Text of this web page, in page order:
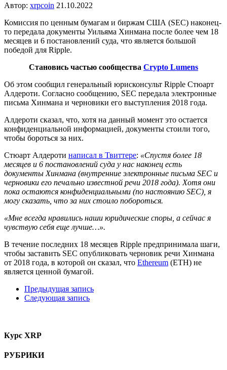
Автор: xrpcoin 21.10.2022
Комиссия по ценным бумагам и биржам США (SEC) наконец-
то передала документы Уильяма Хинмана после более чем 18
месяцев и 6 постановлений суда, что является большой
победой для Ripple.
Становись частью сообщества Crypto Lumens
Об этом сообщил генеральный юрисконсульт Ripple Стюарт
Алдероти. Согласно сообщению, SEC передала электронные
письма Хинмана и черновики его выступления 2018 года.
Алдероти сказал, что, хотя на данный момент это остается
конфиденциальной информацией, документы стоили того,
чтобы бороться за них.
Стюарт Алдероти написал в Твиттере: «Спустя более 18
месяцев и 6 постановлений суда у нас наконец есть
документы Хинмана (внутренние электронные письма SEC и
черновики его печально известной речи 2018 года). Хотя они
пока остаются конфиденциальными (по настоянию SEC), я
могу сказать, что за них стоило побороться.
«Мне всегда нравились наши юридические споры, а сейчас я
чувствую себя еще лучше…».
В течение последних 18 месяцев Ripple предпринимала шаги,
чтобы заставить SEC опубликовать черновик речи Хинмана
от 2018 года, в которой он сказал, что Ethereum (ETH) не
является ценной бумагой.
Предыдущая запись
Следующая запись
Курс XRP
РУБРИКИ